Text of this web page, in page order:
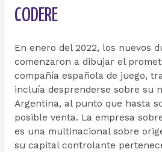
CODERE
En enero del 2022, los nuevos
comenzaron a dibujar el
compañía española de juego,
incluía desprenderse sobre su
Argentina, al punto que hasta
posible venta. La empresa
es una multinacional sobre
su capital controlante